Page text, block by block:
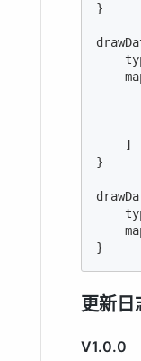
}
    ]
}
}
更新日
V1.0.0